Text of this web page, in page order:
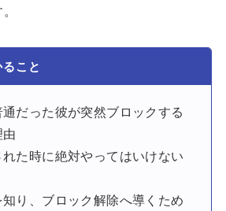
こと
だった彼が突然ブロックする
た時に絶対やってはいけない
り、ブロック解除へ導くため